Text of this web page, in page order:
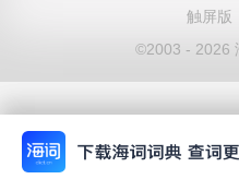
触屏版
©2003 - 2026